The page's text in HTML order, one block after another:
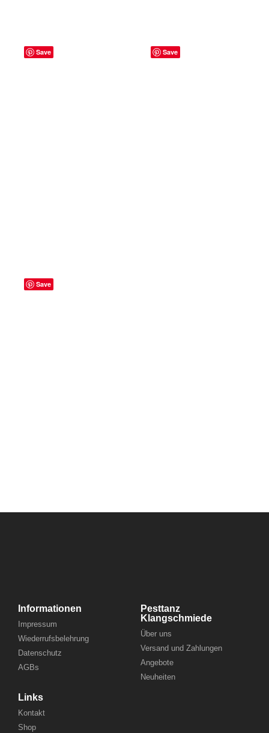
Informationen
Impressum
Wiederrufsbelehrung
Datenschutz
AGBs
Pesttanz
Klangschmiede
Über uns
Versand und Zahlungen
Angebote
Neuheiten
Links
Kontakt
Shop